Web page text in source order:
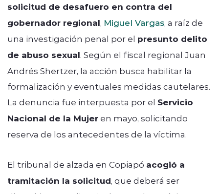
solicitud de desafuero en contra del
gobernador regional, Miguel Vargas, a raíz de
una investigación penal por el presunto delito
de abuso sexual. Según el fiscal regional Juan
Andrés Shertzer, la acción busca habilitar la
formalización y eventuales medidas cautelares.
La denuncia fue interpuesta por el Servicio
Nacional de la Mujer en mayo, solicitando
reserva de los antecedentes de la víctima.
El tribunal de alzada en Copiapó acogió a
tramitación la solicitud, que deberá ser